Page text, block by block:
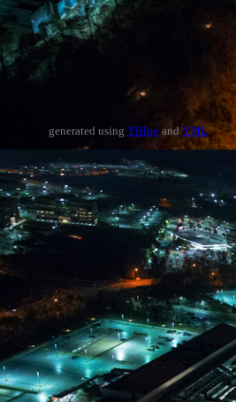
generated using YBlog and YML